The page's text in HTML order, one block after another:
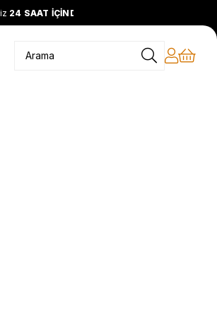
SAAT İÇİNDE KARGODA